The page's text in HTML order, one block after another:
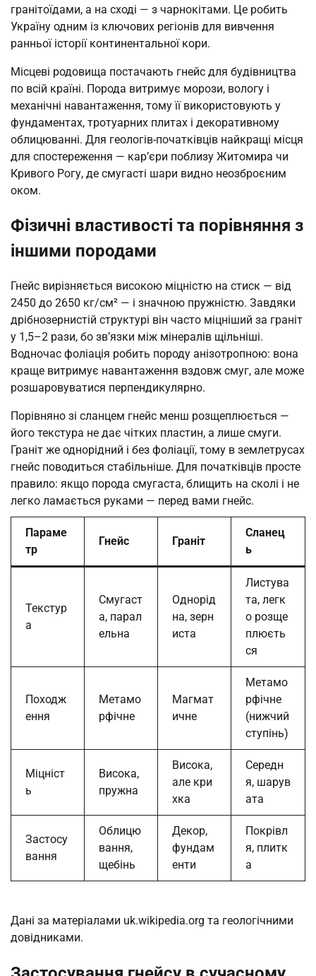
гранітоїдами, а на сході — з чарнокітами. Це робить
Україну одним із ключових регіонів для вивчення
ранньої історії континентальної кори.
Місцеві родовища постачають гнейс для будівництва
по всій країні. Порода витримує морози, вологу і
механічні навантаження, тому її використовують у
фундаментах, тротуарних плитах і декоративному
облицюванні. Для геологів-початківців найкращі місця
для спостереження — кар’єри поблизу Житомира чи
Кривого Рогу, де смугасті шари видно неозброєним
оком.
Фізичні властивості та порівняння з
іншими породами
Гнейс вирізняється високою міцністю на стиск — від
2450 до 2650 кг/см² — і значною пружністю. Завдяки
дрібнозернистій структурі він часто міцніший за граніт
у 1,5–2 рази, бо зв’язки між мінералів щільніші.
Водночас фоліація робить породу анізотропною: вона
краще витримує навантаження вздовж смуг, але може
розшаровуватися перпендикулярно.
Порівняно зі сланцем гнейс менш розщеплюється —
його текстура не дає чітких пластин, а лише смуги.
Граніт же однорідний і без фоліації, тому в землетрусах
гнейс поводиться стабільніше. Для початківців просте
правило: якщо порода смугаста, блищить на сколі і не
легко ламається руками — перед вами гнейс.
Параме
тр
Гнейс Граніт
Сланец
ь
Текстур
а
Смугаст
а, парал
ельна
Однорід
на, зерн
иста
Листува
та, легк
о розще
плюєть
ся
Походж
ення
Метамо
рфічне
Магмат
ичне
Метамо
рфічне
(нижчий
ступінь)
Міцніст
ь
Висока,
пружна
Висока,
але кри
хка
Середн
я, шарув
ата
Застосу
вання
Облицю
вання,
щебінь
Декор,
фундам
енти
Покрівл
я, плитк
а
Дані за матеріалами uk.wikipedia.org та геологічними
довідниками.